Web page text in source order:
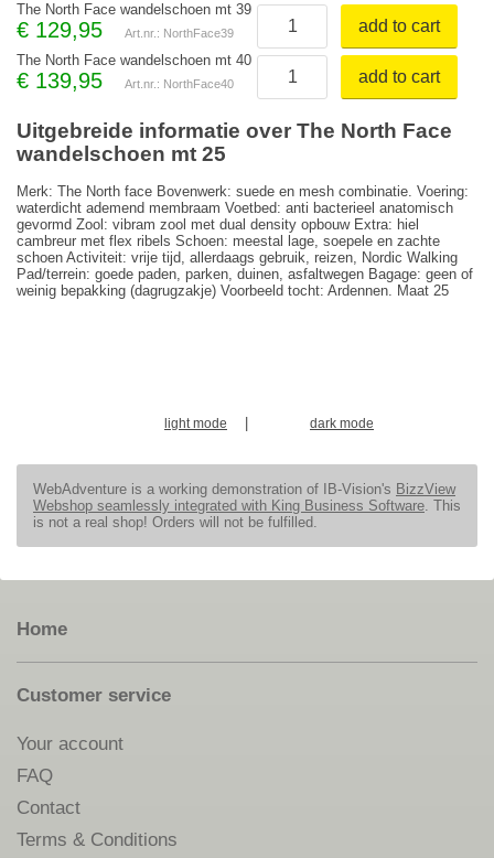
The North Face wandelschoen mt 39
€ 129,95 Art.nr.: NorthFace39 add to cart
The North Face wandelschoen mt 40
€ 139,95 Art.nr.: NorthFace40 add to cart
Uitgebreide informatie over The North Face
wandelschoen mt 25
Merk: The North face Bovenwerk: suede en mesh combinatie. Voering:
waterdicht ademend membraam Voetbed: anti bacterieel anatomisch
gevormd Zool: vibram zool met dual density opbouw Extra: hiel
cambreur met flex ribels Schoen: meestal lage, soepele en zachte
schoen Activiteit: vrije tijd, allerdaags gebruik, reizen, Nordic Walking
Pad/terrein: goede paden, parken, duinen, asfaltwegen Bagage: geen of
weinig bepakking (dagrugzakje) Voorbeeld tocht: Ardennen. Maat 25
light mode | dark mode
WebAdventure is a working demonstration of IB-Vision's BizzView
Webshop seamlessly integrated with King Business Software . This
is not a real shop! Orders will not be fulfilled.
Home
Customer service
Your account
FAQ
Contact
Terms & Conditions